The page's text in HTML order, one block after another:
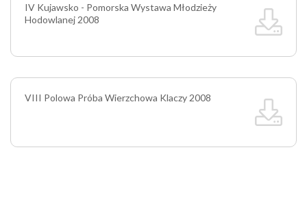
IV Kujawsko - Pomorska Wystawa Młodzieży
Hodowlanej 2008
VIII Polowa Próba Wierzchowa Klaczy 2008